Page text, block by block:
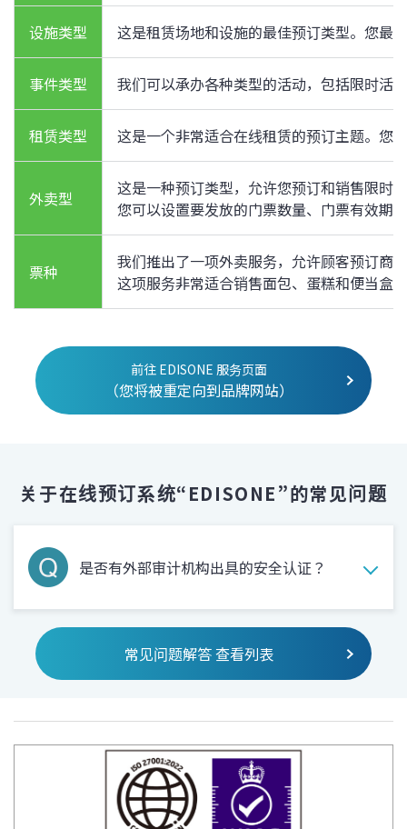
设施类型 这是租赁场地和设施的最佳预订类型。您最
事件类型 我们可以承办各种类型的活动，包括限时活
租赁类型 这是一个非常适合在线租赁的预订主题。您
外卖型
这是一种预订类型，允许您预订和销售限时
您可以设置要发放的门票数量、门票有效期
票种
我们推出了一项外卖服务，允许顾客预订商
这项服务非常适合销售面包、蛋糕和便当盒
前往 EDISONE 服务页面
（您将被重定向到品牌网站）
关于在线预订系统“EDISONE”的常见问题
是否有外部审计机构出具的安全认证？
常见问题解答 查看列表